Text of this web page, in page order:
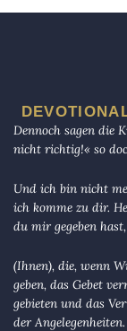
Dennoch sagen die
nicht richtig!« so
Und ich bin nicht
ich komme zu dir.
du mir gegeben
(Ihnen), die, wenn
geben, das Gebet
gebieten und das
der Angelegenheiten.